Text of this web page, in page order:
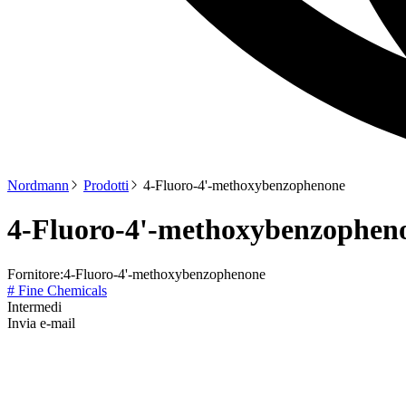
Nordmann Prodotti 4-Fluoro-4'-methoxybenzophenone
4-Fluoro-4'-
Fornitore:4-Fluoro-4'-methoxybenzophenone
# Fine Chemicals
Intermedi
Invia e-mail